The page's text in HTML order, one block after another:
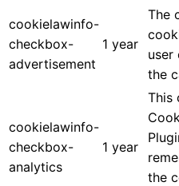
cookielawinfo-
checkbox-
advertisement
1 year
The
user
the
cookielawinfo-
checkbox-
analytics
1 year
This
the